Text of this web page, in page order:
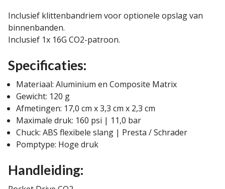
Inclusief klittenbandriem voor optionele opslag van
binnenbanden.
Inclusief 1x 16G CO2-patroon.
Specificaties:
Materiaal: Aluminium en Composite Matrix
Gewicht: 120 g
Afmetingen: 17,0 cm x 3,3 cm x 2,3 cm
Maximale druk: 160 psi | 11,0 bar
Chuck: ABS flexibele slang | Presta / Schrader
Pomptype: Hoge druk
Handleiding: